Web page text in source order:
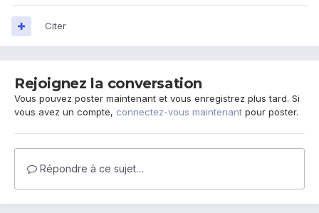
Citer
Rejoignez la conversation
Vous pouvez poster maintenant et vous enregistrez plus tard. Si
vous avez un compte, connectez-vous maintenant pour poster.
Répondre à ce sujet…